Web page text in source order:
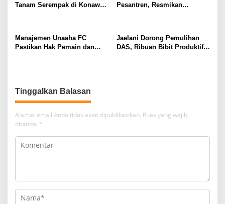
Tanam Serempak di Konawe,
Pesantren, Resmikan
Manajemen Unaaha FC
Pastikan Hak Pemain dan
Jaelani Dorong Pemulihan
DAS, Ribuan Bibit Produktif
Tinggalkan Balasan
Alamat email Anda tidak akan dipublikasikan. Ruas yang wajib
ditandai *